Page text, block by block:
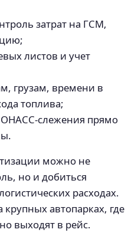
затрат на ГСМ,
листов и учет
грузам, времени в
топлива;
слежения прямо
можно не
но и добиться
расходах.
автопарках, где
выходят в рейс.